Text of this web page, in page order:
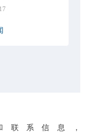
联系信息，